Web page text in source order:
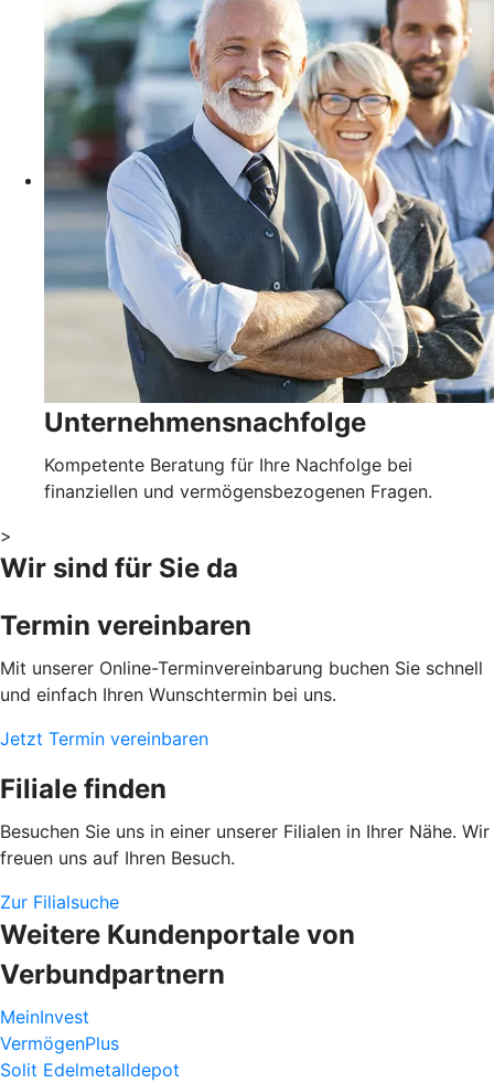
Unternehmensnachfolge
Kompetente Beratung für Ihre Nachfolge bei
finanziellen und vermögensbezogenen Fragen.
>
Wir sind für Sie da
Termin vereinbaren
Mit unserer Online-Terminvereinbarung buchen Sie schnell
und einfach Ihren Wunschtermin bei uns.
Jetzt Termin vereinbaren
Filiale finden
Besuchen Sie uns in einer unserer Filialen in Ihrer Nähe. Wir
freuen uns auf Ihren Besuch.
Zur Filialsuche
Weitere Kundenportale von
Verbundpartnern
MeinInvest
VermögenPlus
Solit Edelmetalldepot